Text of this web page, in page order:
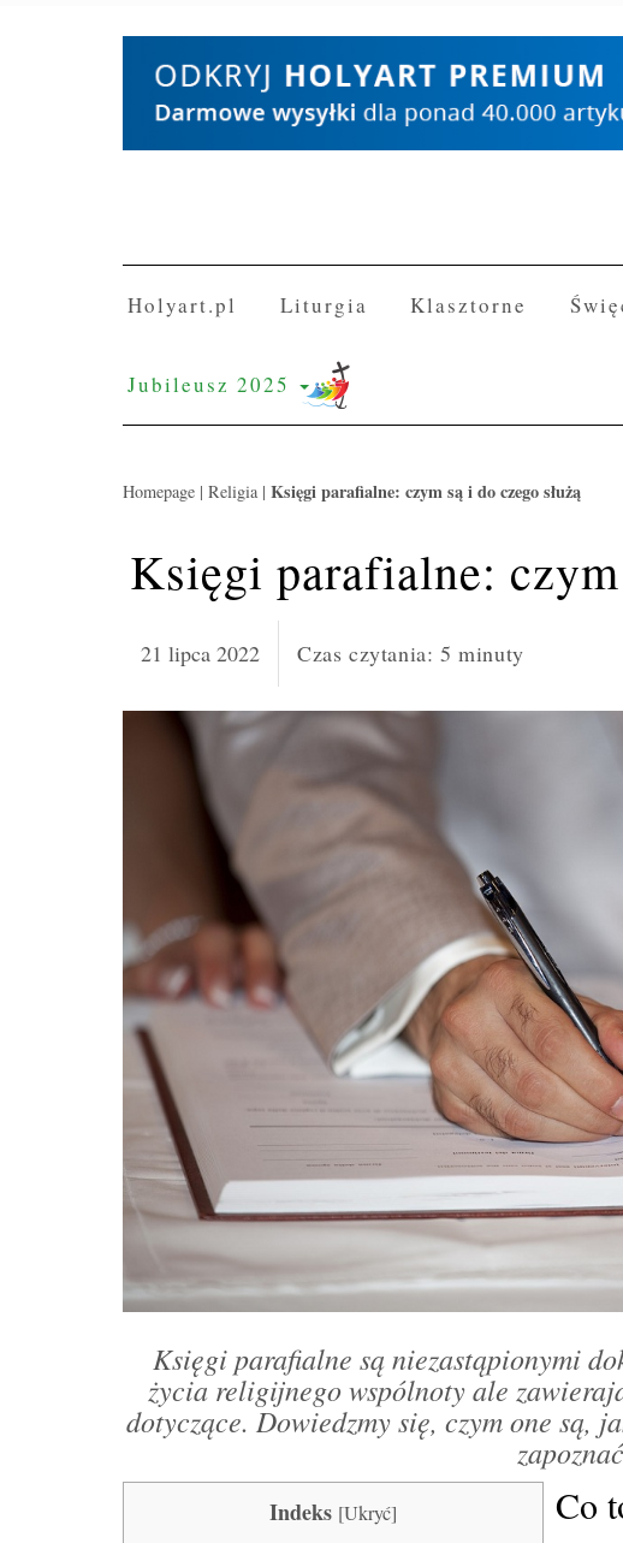
Holyart.pl Liturgia Klasztorne
Jubileusz 2025
Homepage | Religia | Księgi parafialne: czym są i do czego służą
Księgi parafialne: czym
21 lipca 2022 Czas czytania: 5 minuty
Księgi parafialne są niezastąpionymi
życia religijnego wspólnoty ale
dotyczące. Dowiedzmy się, czym one są,
Indeks [Ukryć] Co